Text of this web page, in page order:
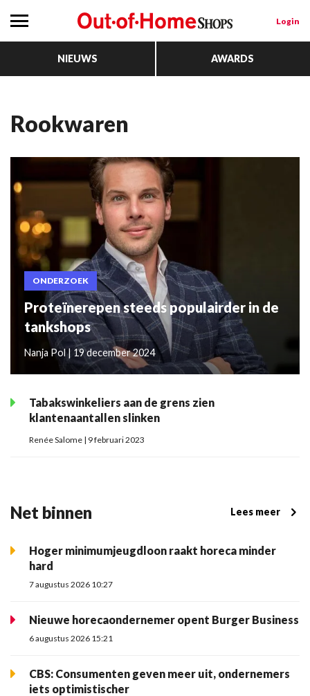
Login
NIEUWS AWARDS
rookwaren
ONDERZOEK
Proteïnerepen steeds populairder in de
tankshops
Nanja Pol | 19 december 2024
Tabakswinkeliers aan de grens zien
klantenaantallen slinken
Renée Salome | 9 februari 2023
Net binnen Lees meer
Hoger minimumjeugdloon raakt horeca minder
hard
7 augustus 2026 10:27
Nieuwe horecaondernemer opent Burger Business
6 augustus 2026 15:21
CBS: Consumenten geven meer uit, ondernemers
iets optimistischer